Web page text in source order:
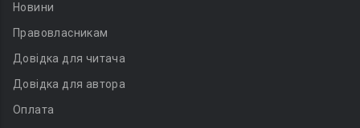
Новини
Правовласникам
Довідка для читача
Довідка для автора
Оплата